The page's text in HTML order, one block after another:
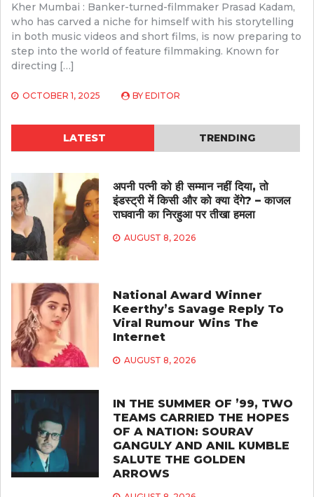
Kher Mumbai : Banker-turned-filmmaker Prasad Kadam,
who has carved a niche for himself with his storytelling
in both music videos and short films, is now preparing to
step into the world of feature filmmaking. Known for
directing […]
OCTOBER 1, 2025 BY EDITOR
LATEST TRENDING
अपनी पत्नी को ही सम्मान नहीं दिया, तो
इंडस्ट्री में किसी और को क्या देंगे? – काजल
राघवानी का निरहुआ पर तीखा हमला
AUGUST 8, 2026
National Award Winner
Keerthy’s Savage Reply To
Viral Rumour Wins The
Internet
AUGUST 8, 2026
IN THE SUMMER OF ’99, TWO
TEAMS CARRIED THE HOPES
OF A NATION: SOURAV
GANGULY AND ANIL KUMBLE
SALUTE THE GOLDEN
ARROWS